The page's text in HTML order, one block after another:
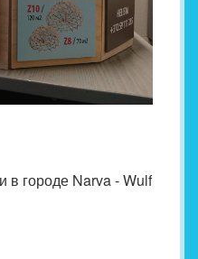
в городе Narva - Wulf